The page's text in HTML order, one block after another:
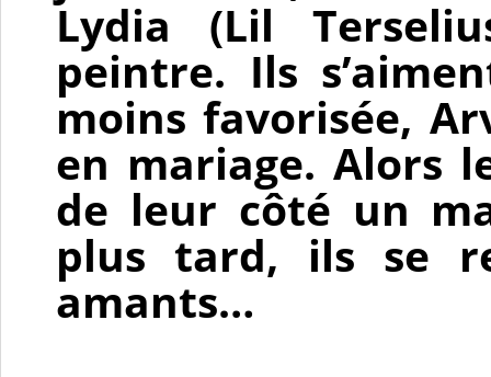
Lydia (Lil
peintre. Ils
moins favorisée,
en mariage. Alors
de leur côté un
plus tard, ils se
amants…